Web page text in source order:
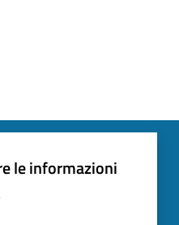
le informazioni